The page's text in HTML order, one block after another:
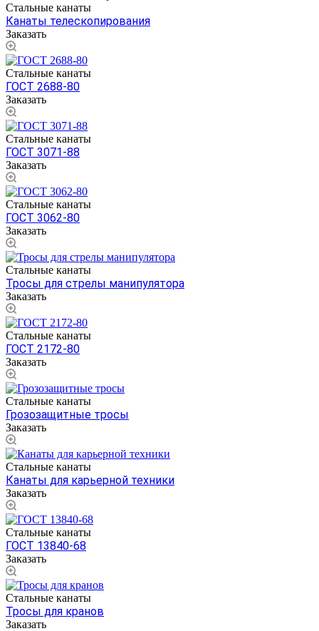
Стальные канаты
Канаты телескопирования
Заказать
Стальные канаты
ГОСТ 2688-80
Заказать
Стальные канаты
ГОСТ 3071-88
Заказать
Стальные канаты
ГОСТ 3062-80
Заказать
Стальные канаты
Тросы для стрелы манипулятора
Заказать
Стальные канаты
ГОСТ 2172-80
Заказать
Стальные канаты
Грозозащитные тросы
Заказать
Стальные канаты
Канаты для карьерной техники
Заказать
Стальные канаты
ГОСТ 13840-68
Заказать
Стальные канаты
Тросы для кранов
Заказать